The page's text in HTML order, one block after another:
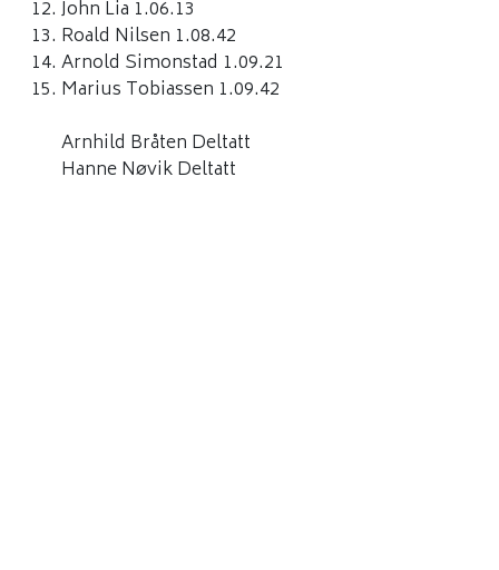
John Lia 1.06.13
Roald Nilsen 1.08.42
Arnold Simonstad 1.09.21
Marius Tobiassen 1.09.42
Arnhild Bråten Deltatt
Hanne Nøvik Deltatt